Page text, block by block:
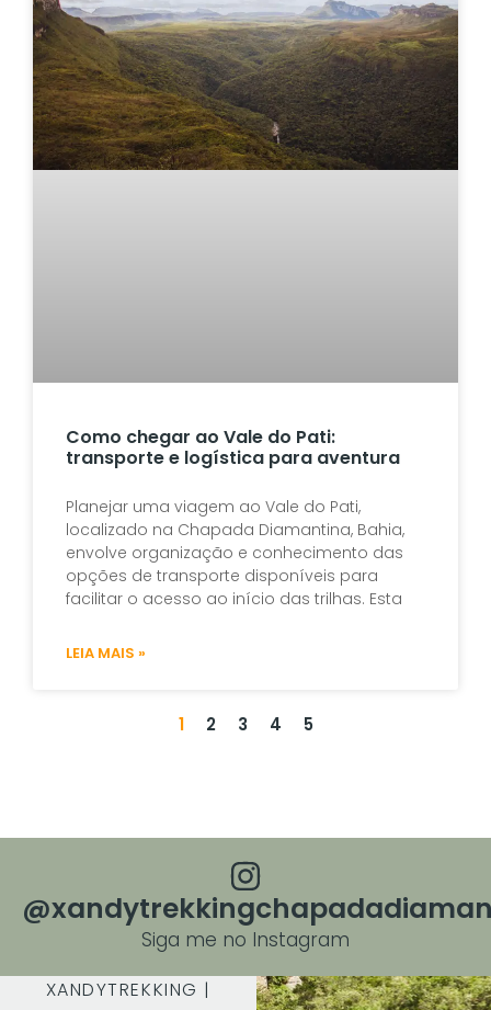
Como chegar ao Vale do Pati:
transporte e logística para aventura
Planejar uma viagem ao Vale do Pati,
localizado na Chapada Diamantina, Bahia,
envolve organização e conhecimento das
opções de transporte disponíveis para
facilitar o acesso ao início das trilhas. Esta
LEIA MAIS »
1 2 3 4 5
Siga me no Instagram
XANDYTREKKING |